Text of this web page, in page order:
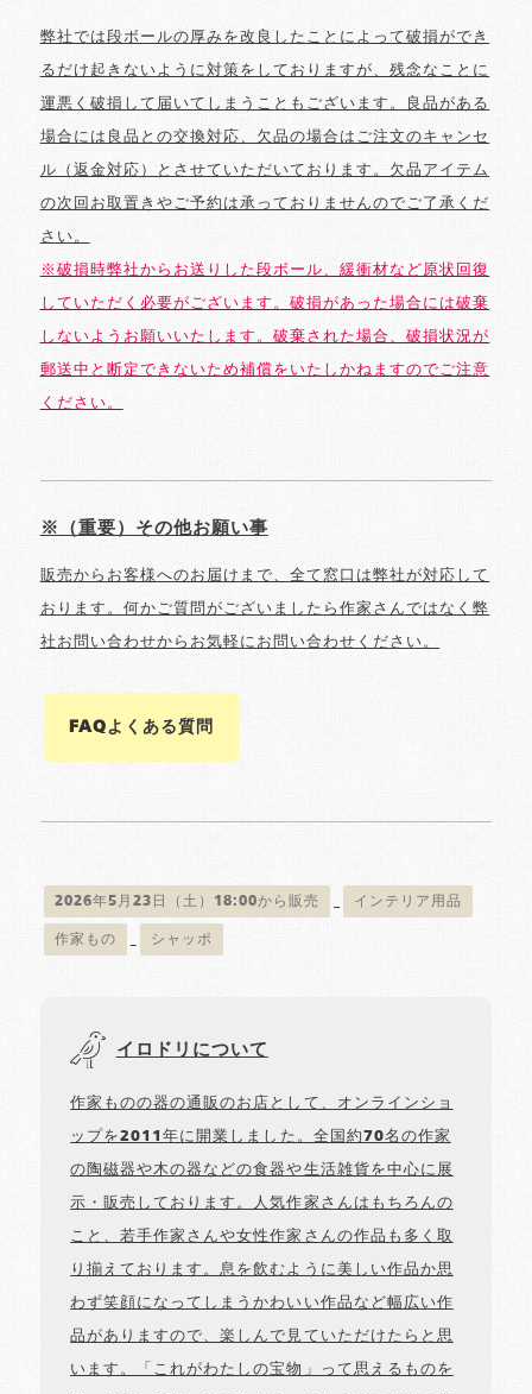
弊社では段ボールの厚みを改良したことによって破損ができ
るだけ起きないように対策をしておりますが、残念なことに
運悪く破損して届いてしまうこともございます。良品がある
場合には良品との交換対応、欠品の場合はご注文のキャンセ
ル（返金対応）とさせていただいております。欠品アイテム
の次回お取置きやご予約は承っておりませんのでご了承くだ
さい。
※破損時弊社からお送りした段ボール、緩衝材など原状回復
していただく必要がございます。破損があった場合には破棄
しないようお願いいたします。破棄された場合、破損状況が
郵送中と断定できないため補償をいたしかねますのでご注意
ください。
※（重要）その他お願い事
販売からお客様へのお届けまで、全て窓口は弊社が対応して
おります。何かご質問がございましたら作家さんではなく弊
社お問い合わせからお気軽にお問い合わせください。
FAQよくある質問
2026年5月23日（土）18:00から販売 インテリア用品
作家もの シャッポ
イロドリについて
作家ものの器の通販のお店として、オンラインショ
ップを2011年に開業しました。全国約70名の作家
の陶磁器や木の器などの食器や生活雑貨を中心に展
示・販売しております。人気作家さんはもちろんの
こと、若手作家さんや女性作家さんの作品も多く取
り揃えております。息を飲むように美しい作品か思
わず笑顔になってしまうかわいい作品など幅広い作
品がありますので、楽しんで見ていただけたらと思
います。「これがわたしの宝物」って思えるものを